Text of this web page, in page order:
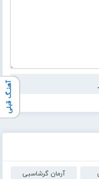
آرمان گرشاسبی
آهنـگ قبلی